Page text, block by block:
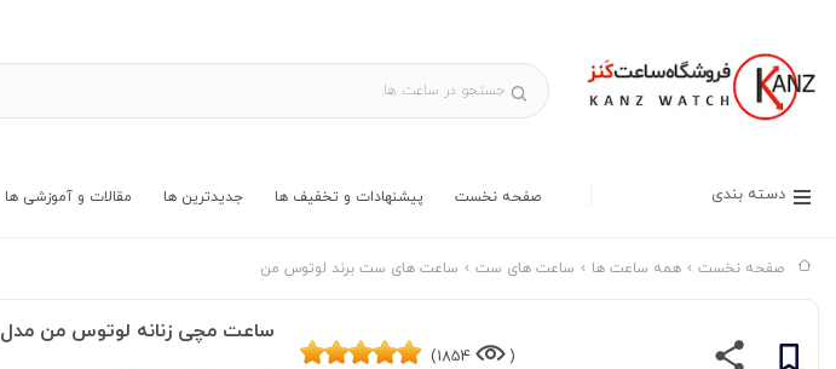
دسته بندی صفحه نخست پیشنهادات و تخفیف ها جدیدترین ها مقالات و آموزشی ها
صفحه نخست همه ساعت ها ساعت های ست ساعت های ست برند لوتوس من
(
1854)
ساعت مچی زنانه لوتوس من مدل L851A.SSB